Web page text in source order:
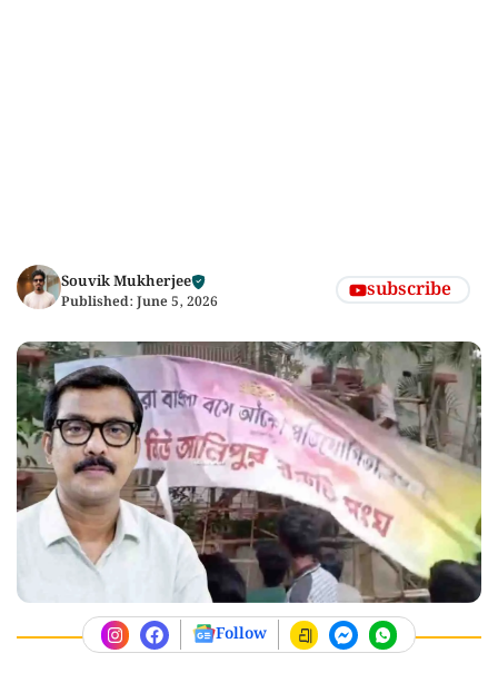
Souvik Mukherjee
Published: June 5, 2026 subscribe
Follow